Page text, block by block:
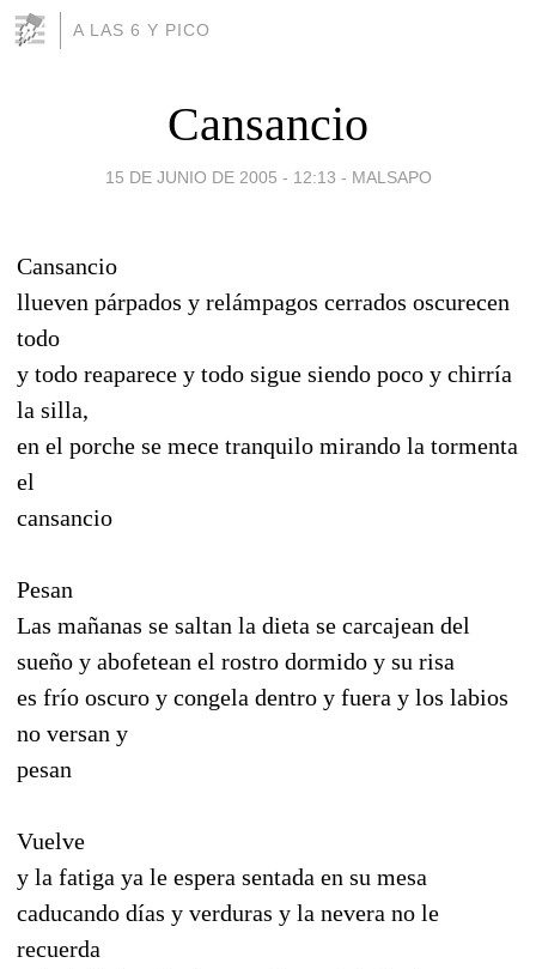
A LAS 6 Y PICO
Cansancio
15 DE JUNIO DE 2005 - 12:13 - MALSAPO
Cansancio
llueven párpados y relámpagos cerrados oscurecen
todo
y todo reaparece y todo sigue siendo poco y chirría
la silla,
en el porche se mece tranquilo mirando la tormenta
el
cansancio
Pesan
Las mañanas se saltan la dieta se carcajean del
sueño y abofetean el rostro dormido y su risa
es frío oscuro y congela dentro y fuera y los labios
no versan y
pesan
Vuelve
y la fatiga ya le espera sentada en su mesa
caducando días y verduras y la nevera no le
recuerda